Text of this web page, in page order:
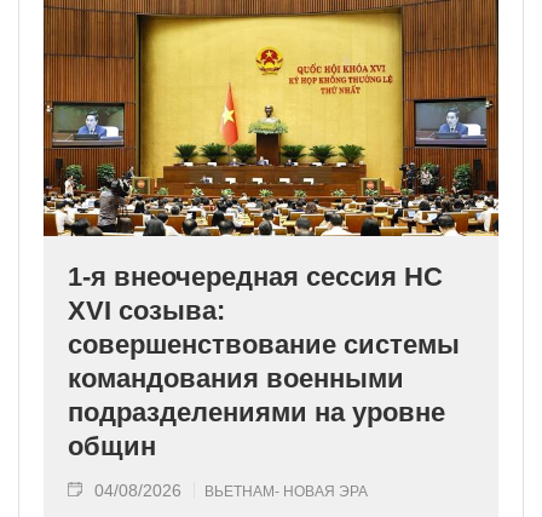
1-я внеочередная сессия НС
XVI созыва:
совершенствование системы
командования военными
подразделениями на уровне
общин
04/08/2026 ВЬЕТНАМ- НОВАЯ ЭРА